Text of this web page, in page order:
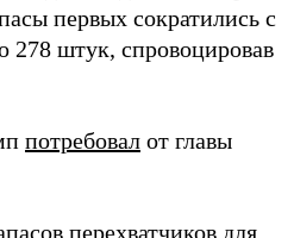
первых сократились с
278 штук, спровоцировав
потребовал от главы
перехватчиков для